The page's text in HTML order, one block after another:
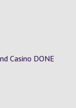
Casino DONE